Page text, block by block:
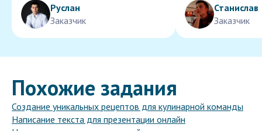
Руслан
Заказчик
Станислав
Заказчик
Похожие задания
Создание уникальных рецептов для кулинарной команды
Написание текста для презентации онлайн